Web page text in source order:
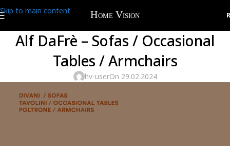
Skip to main content
Alf DaFrè – Sofas / Occasional
Tables / Armchairs
hv-userOn 29.02.2024